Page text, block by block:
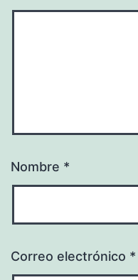
Nombre *
Correo electrónico *